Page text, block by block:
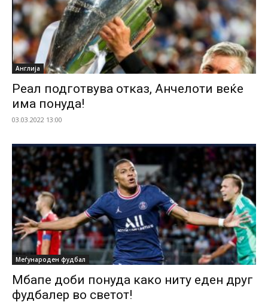
Англија
Реал подготвува отказ, Анчелоти веќе
има понуда!
03.03.2022 13:00
Меѓународен фудбал
Мбапе доби понуда како ниту еден друг
фудбалер во светот!